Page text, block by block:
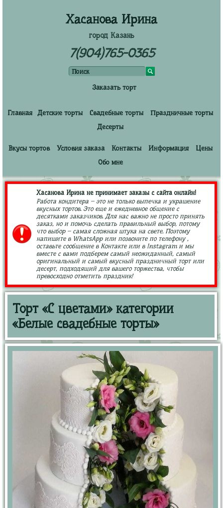
Хасанова Ирина
город Казань
7(904)765-0365
Заказать торт
Главная Детские торты Свадебные торты
Праздничные торты
Десерты
Вкусы тортов Условия заказа Контакты Информация
Цены
Обо мне
Хасанова Ирина не принимает заказы с сайта онлайн!
Работа кондитера – это не только выпечка и украшение
вкусных тортов. Это еще и ежедневное общение с
десятками заказчиков. Для нас важно не просто принять
заказ, но и помочь сделать правильный выбор, потому
что выбор – самая сложная штука на свете. Поэтому
напишите в WhatsApp или позвоните по телефону ,
оставьте сообщение в Контакте или в Instagram и мы
вместе с вами подберем самый неожиданный, самый
оригинальный и самый вкусный праздничный торт или
десерт, подходящий для вашего торжества, чтобы
превосходно отметить праздник!
Торт «С цветами» категории
«Белые свадебные торты»